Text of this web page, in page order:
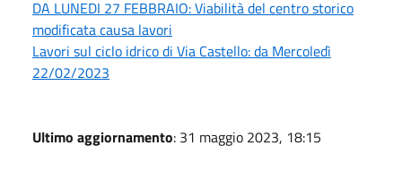
DA LUNEDI 27 FEBBRAIO: Viabilità del centro storico
modificata causa lavori
Lavori sul ciclo idrico di Via Castello: da Mercoledì
22/02/2023
Ultimo aggiornamento: 31 maggio 2023, 18:15